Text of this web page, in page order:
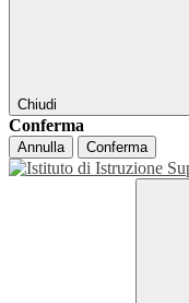
Chiudi
Conferma
Annulla Conferma